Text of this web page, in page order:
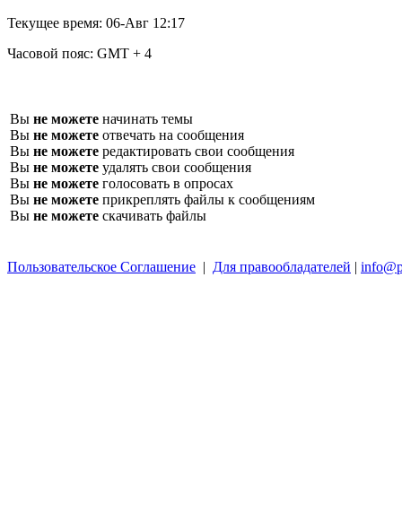
Текущее время: 06-Авг 12:17
Часовой пояс: GMT + 4
Вы не можете начинать темы
Вы не можете отвечать на сообщения
Вы не можете редактировать свои сообщения
Вы не можете удалять свои сообщения
Вы не можете голосовать в опросах
Вы не можете прикреплять файлы к сообщениям
Вы не можете скачивать файлы
Пользовательское Соглашение | Для правообладателей |